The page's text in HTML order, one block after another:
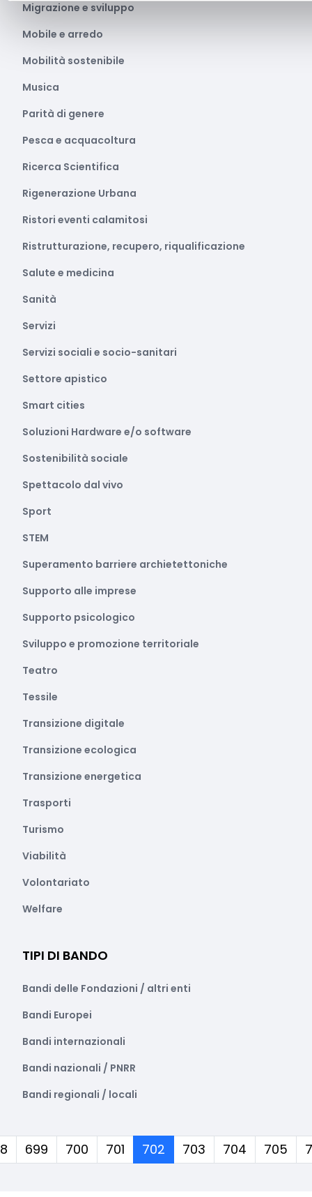
Migrazione e sviluppo
Mobile e arredo
Mobilità sostenibile
Musica
Parità di genere
Pesca e acquacoltura
Ricerca Scientifica
Rigenerazione Urbana
Ristori eventi calamitosi
Ristrutturazione, recupero, riqualificazione
Salute e medicina
Sanità
Servizi
Servizi sociali e socio-sanitari
Settore apistico
Smart cities
Soluzioni Hardware e/o software
Sostenibilità sociale
Spettacolo dal vivo
Sport
STEM
Superamento barriere archietettoniche
Supporto alle imprese
Supporto psicologico
Sviluppo e promozione territoriale
Teatro
Tessile
Transizione digitale
Transizione ecologica
Transizione energetica
Trasporti
Turismo
Viabilità
Volontariato
Welfare
TIPI DI BANDO
Bandi delle Fondazioni / altri enti
Bandi Europei
Bandi internazionali
Bandi nazionali / PNRR
Bandi regionali / locali
699 700 701 702(corrente)
703 704 705